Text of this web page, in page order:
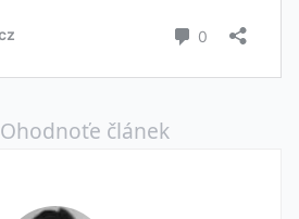
Ohodnoťe článek